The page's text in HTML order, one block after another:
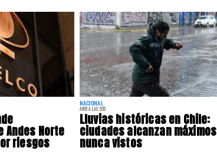
Norte
riesgos
NACIONAL
AYER A LAS 9:35
Lluvias históricas en Chile:
ciudades alcanzan máximos
nunca vistos